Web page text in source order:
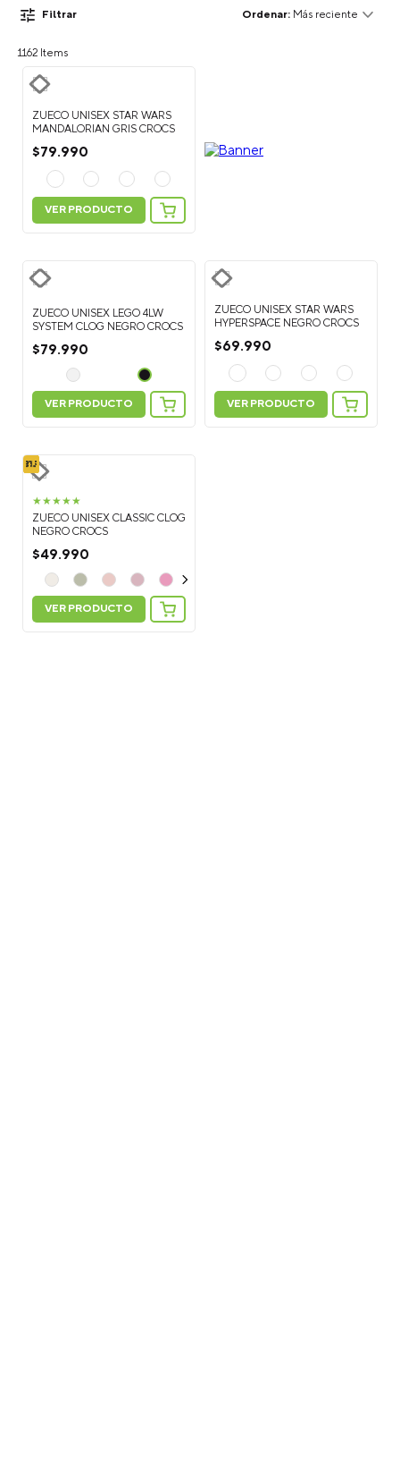
Filtrar Más reciente
1162
ZUECO UNISEX STAR WARS
MANDALORIAN GRIS CROCS
$79.990
VER PRODUCTO
ZUECO UNISEX LEGO 4LW
SYSTEM CLOG NEGRO CROCS
$79.990
VER PRODUCTO
ZUECO UNISEX STAR WARS
HYPERSPACE NEGRO CROCS
$69.990
VER PRODUCTO
★★★★★
ZUECO UNISEX CLASSIC CLOG
NEGRO CROCS
$49.990
VER PRODUCTO